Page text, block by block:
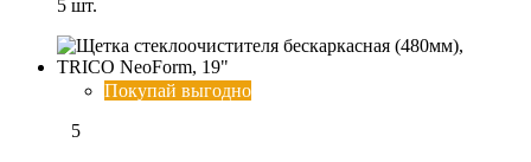
5 шт.
Покупай выгодно
5